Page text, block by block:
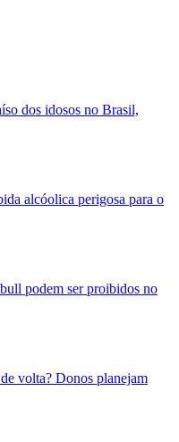
dos idosos no Brasil,
alcóolica perigosa para o
podem ser proibidos no
volta? Donos planejam